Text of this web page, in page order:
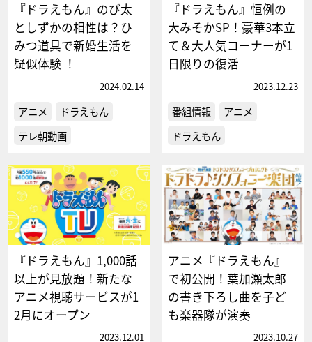
『ドラえもん』のび太
としずかの相性は？ひ
みつ道具で新婚生活を
疑似体験 ！
2024.02.14
アニメ
ドラえもん
テレ朝動画
『ドラえもん』恒例の
大みそかSP！豪華3本立
て＆大人気コーナーが1
日限りの復活
2023.12.23
番組情報
アニメ
ドラえもん
『ドラえもん』1,000話
以上が見放題！新たな
アニメ視聴サービスが1
2月にオープン
2023.12.01
アニメ『ドラえもん』
で初公開！葉加瀬太郎
の書き下ろし曲を子ど
も楽器隊が演奏
2023.10.27